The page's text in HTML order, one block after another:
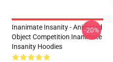
Inanimate Insanity - Animated
Object Competition Inanimate
Insanity Hoodies
-20%